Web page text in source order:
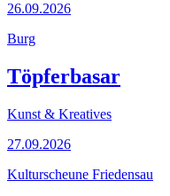
26.09.2026
Burg
Töpferbasar
Kunst & Kreatives
27.09.2026
Kulturscheune Friedensau